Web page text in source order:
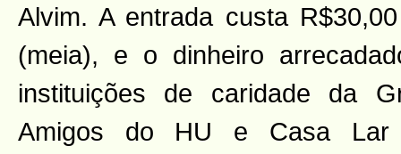
Alvim. A entrada custa
(meia), e o dinheiro
instituições de caridade da
Amigos do HU e Casa Lar